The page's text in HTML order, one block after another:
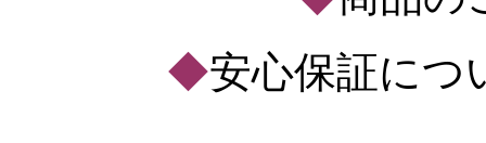
◆安心保証につ